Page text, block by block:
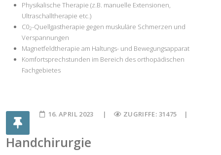
Physikalische Therapie (z.B. manuelle Extensionen,
Ultraschalltherapie etc.)
C02-Quellgastherapie gegen muskuläre Schmerzen und
Verspannungen
Magnetfeldtherapie am Haltungs- und Bewegungsapparat
Komfortsprechstunden im Bereich des orthopädischen
Fachgebietes
16. APRIL 2023 ZUGRIFFE: 31475
Handchirurgie